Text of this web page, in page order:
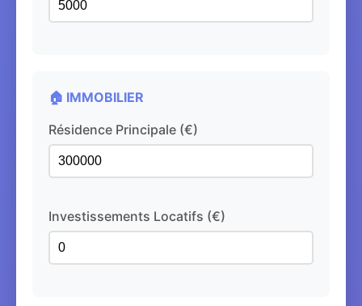
🏠 IMMOBILIER
Résidence Principale (€)
Investissements Locatifs (€)